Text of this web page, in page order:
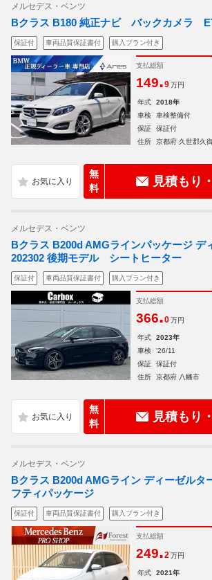
メルセデス・ベンツ
Bクラス B180 純正ナビ バックカメラ
保証付 車両品質保証書付 購入プラン付き
支払総額
149.9 万円
年式 2018年
車検
車検整備付
保証
保証付
住所
京都府 久世郡久
無
料
見積もり
メルセデス・ベンツ
Bクラス B200d AMGラインパッケージ デ
202302 後期モデル シートヒーター
保証付 車両品質保証書付 購入プラン付き
支払総額
366.0 万円
年式 2023年
車検
'26/11
保証
保証付
住所
京都府 八幡市
無
料
見積もり
メルセデス・ベンツ
Bクラス B200d AMGライン ディーゼルタ
フティパッケージ
保証付 車両品質保証書付 購入プラン付き
支払総額
249.2 万円
年式 2021年